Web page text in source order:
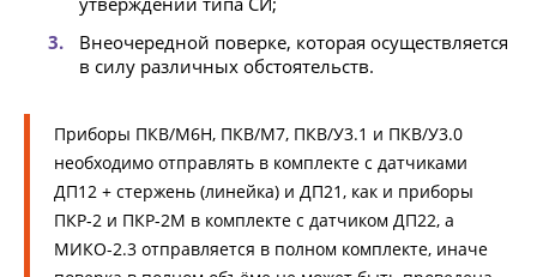
Внеочередной поверке, которая осуществляется
в силу различных обстоятельств.
Приборы ПКВ/М6Н, ПКВ/М7, ПКВ/У3.1 и ПКВ/У3.0
необходимо отправлять в комплекте с датчиками
ДП12 + стержень (линейка) и ДП21, как и приборы
ПКР-2 и ПКР-2М в комплекте с датчиком ДП22, а
МИКО-2.3 отправляется в полном комплекте, иначе